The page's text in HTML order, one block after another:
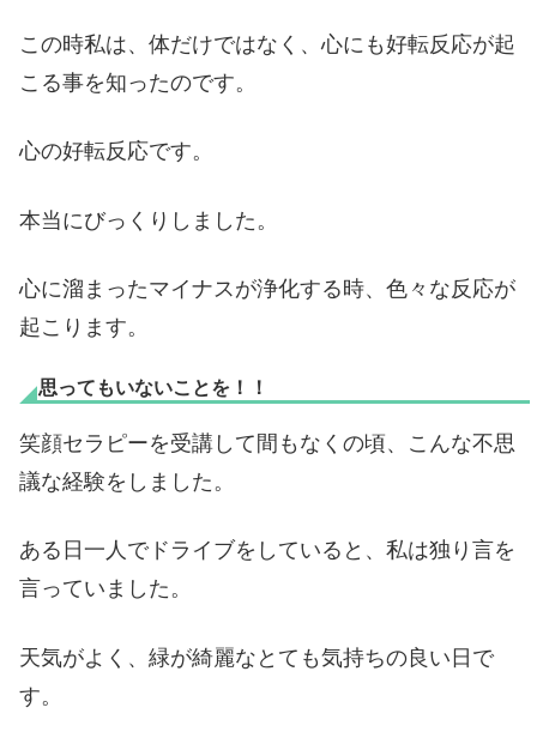
この時私は、体だけではなく、心にも好転反応が起
こる事を知ったのです。
心の好転反応です。
本当にびっくりしました。
心に溜まったマイナスが浄化する時、色々な反応が
起こります。
思ってもいないことを！！
笑顔セラピーを受講して間もなくの頃、こんな不思
議な経験をしました。
ある日一人でドライブをしていると、私は独り言を
言っていました。
天気がよく、緑が綺麗なとても気持ちの良い日で
す。